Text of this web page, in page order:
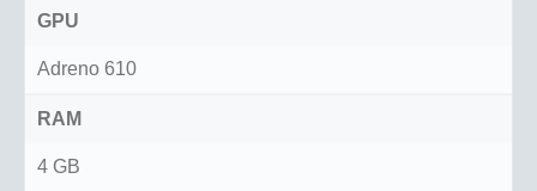
GPU
Adreno 610
RAM
4 GB